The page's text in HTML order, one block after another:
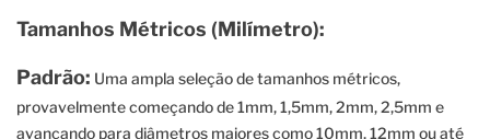
Tamanhos Métricos (Milímetro):
Padrão: Uma ampla seleção de tamanhos métricos,
provavelmente começando de 1mm, 1,5mm, 2mm, 2,5mm e
avançando para diâmetros maiores como 10mm, 12mm ou até